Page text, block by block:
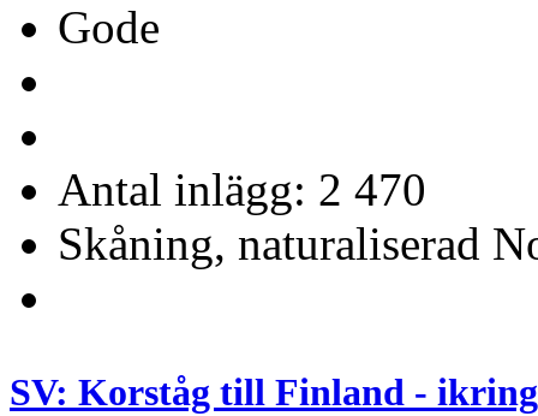
Gode
Antal inlägg: 2 470
Skåning, naturaliserad
SV: Korståg till Finland - ikring